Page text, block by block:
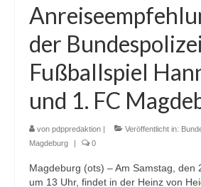
der
Fußballspiel
und 1. FC
von pdppredaktion | Veröffentlicht in:
Magdeburg
| 0
Magdeburg (ots) – Am Samstag, den
um 13 Uhr, findet in der Heinz von